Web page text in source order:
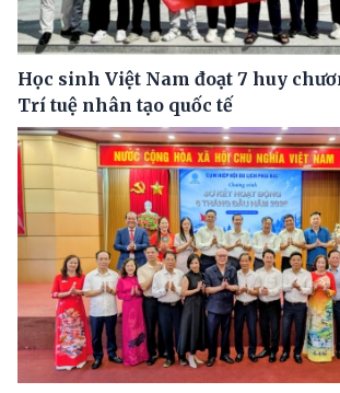
Học sinh Việt Nam đoạt 7 huy
Trí tuệ nhân tạo quốc tế